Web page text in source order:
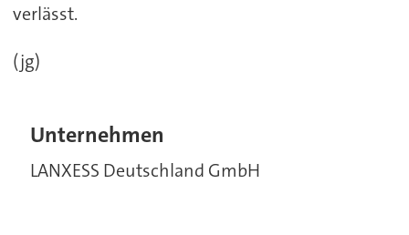
verlässt.
(jg)
Unternehmen
LANXESS Deutschland GmbH